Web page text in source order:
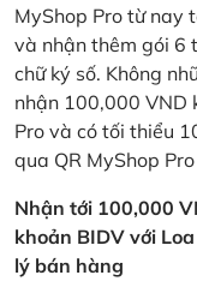
MyShop Pro từ nay
và nhận thêm gói 6
chữ ký số. Không
nhận 100,000 VND
Pro và có tối thiểu
qua QR MyShop
Nhận tới 100,000
khoản BIDV với
lý bán hàng